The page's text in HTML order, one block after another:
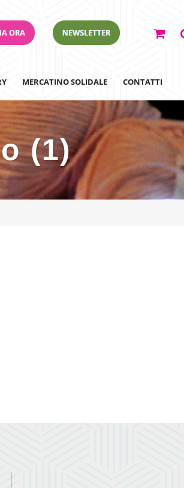
MERCATINO SOLIDALE CONTATTI
(1)